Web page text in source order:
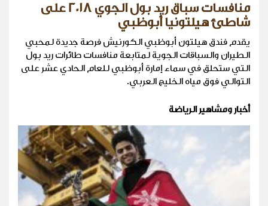
منافسات سباق ريد بول الجوي 2018 على
شاطئ هيلتونيا أبوظبي
يقدم فندق هيلتون أبوظبي الكورنيش فرصة جديدة لمحبي
الطيران والسباقات الجوية لمتابعة منافسات طائرات ريد بول
التي ستحلق في سماء إمارة أبوظبي للعام الحادي عشر على
التوالي فوق مياه الخليج العربي.
أخبار ومشاهير الرياضة